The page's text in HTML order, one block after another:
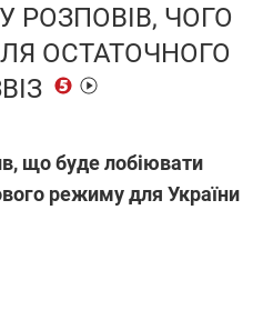
РОЗПОВІВ, ЧОГО
ОСТАТОЧНОГО
що буде лобіювати
режиму для України